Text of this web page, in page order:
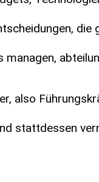
die
also
stattdessen